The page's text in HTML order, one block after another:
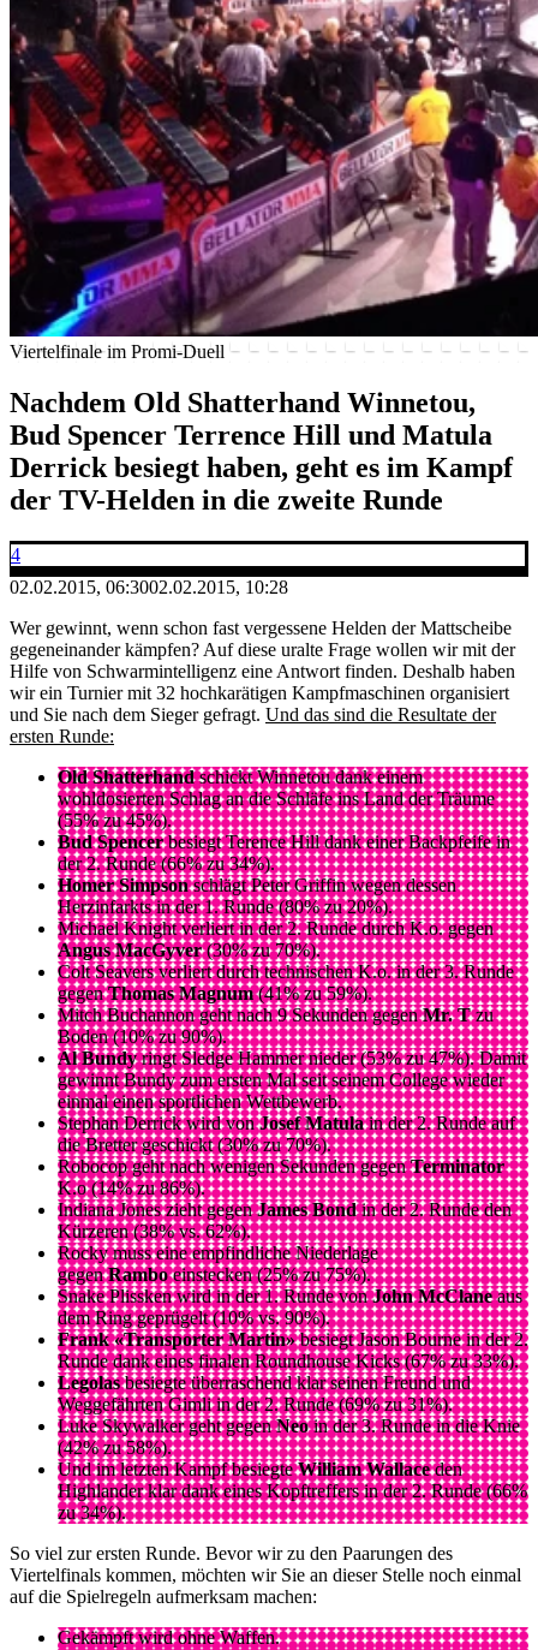
Viertelfinale im Promi-Duell
Nachdem Old Shatterhand Winnetou,
Bud Spencer Terrence Hill und Matula
Derrick besiegt haben, geht es im Kampf
der TV-Helden in die zweite Runde
4
02.02.2015, 06:3002.02.2015, 10:28
Wer gewinnt, wenn schon fast vergessene Helden der Mattscheibe
gegeneinander kämpfen? Auf diese uralte Frage wollen wir mit der
Hilfe von Schwarmintelligenz eine Antwort finden. Deshalb haben
wir ein Turnier mit 32 hochkarätigen Kampfmaschinen organisiert
und Sie nach dem Sieger gefragt. Und das sind die Resultate der
ersten Runde:
Old Shatterhandschickt Winnetou dank einem
wohldosierten Schlag an die Schläfe ins Land der Träume
(55% zu 45%).
Bud Spencerbesiegt Terence Hill dank einer Backpfeife in
der 2. Runde (66% zu 34%).
Homer Simpsonschlägt Peter Griffin wegen dessen
Herzinfarkts in der 1. Runde (80% zu 20%).
Michael Knight verliert in der 2. Runde durch K.o. gegen
Angus MacGyver(30% zu 70%).
Colt Seavers verliert durch technischen K.o. in der 3. Runde
gegenThomas Magnum(41% zu 59%).
Mitch Buchannon geht nach 9 Sekunden gegenMr. Tzu
Boden (10% zu 90%).
Al Bundyringt Sledge Hammer nieder (53% zu 47%). Damit
gewinnt Bundy zum ersten Mal seit seinem College wieder
einmal einen sportlichen Wettbewerb.
Stephan Derrick wird vonJosef Matulain der 2. Runde auf
die Bretter geschickt (30% zu 70%).
Robocop geht nach wenigen Sekunden gegenTerminator
K.o (14% zu 86%).
Indiana Jones zieht gegenJames Bondin der 2. Runde den
Kürzeren (38% vs. 62%).
Rocky muss eine empfindliche Niederlage
gegenRamboeinstecken (25% zu 75%).
Snake Plissken wird in der 1. Runde vonJohn McClaneaus
dem Ring geprügelt (10% vs. 90%).
Frank «Transporter Martin»besiegt Jason Bourne in der 2.
Runde dank eines finalen Roundhouse Kicks (67% zu 33%).
Legolasbesiegte überraschend klar seinen Freund und
Weggefährten Gimli in der 2. Runde (69% zu 31%).
Luke Skywalker geht gegenNeoin der 3. Runde in die Knie
(42% zu 58%).
Und im letzten Kampf besiegteWilliam Wallaceden
Highlander klar dank eines Kopftreffers in der 2. Runde (66%
zu 34%).
So viel zur ersten Runde. Bevor wir zu den Paarungen des
Viertelfinals kommen, möchten wir Sie an dieser Stelle noch einmal
auf die Spielregeln aufmerksam machen:
Gekämpft wird ohne Waffen.